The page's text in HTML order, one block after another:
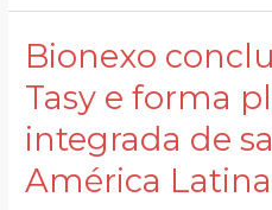
Bionexo
Tasy e forma
integrada de
América Latina
Bionexo
aquisição
do
Tasy
e